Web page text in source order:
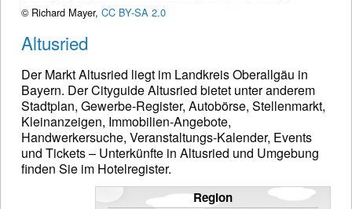
© Richard Mayer, CC BY-SA 2.0
Altusried
Der Markt Altusried liegt im Landkreis Oberallgäu in
Bayern. Der Cityguide Altusried bietet unter anderem
Stadtplan, Gewerbe-Register, Autobörse, Stellenmarkt,
Kleinanzeigen, Immobilien-Angebote,
Handwerkersuche, Veranstaltungs-Kalender, Events
und Tickets – Unterkünfte in Altusried und Umgebung
finden Sie im Hotelregister.
Region